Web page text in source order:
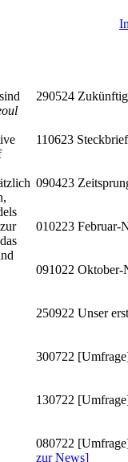
290524
110623
090423
010223 Februar-
091022
250922 Unser
300722
130722
080722
zur News]